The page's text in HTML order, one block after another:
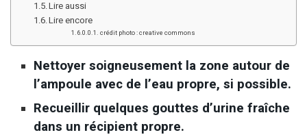
Lire aussi
Lire encore
crédit photo : creative commons
Nettoyer soigneusement la zone autour de
l’ampoule avec de l’eau propre, si possible.
Recueillir quelques gouttes d’urine fraîche
dans un récipient propre.